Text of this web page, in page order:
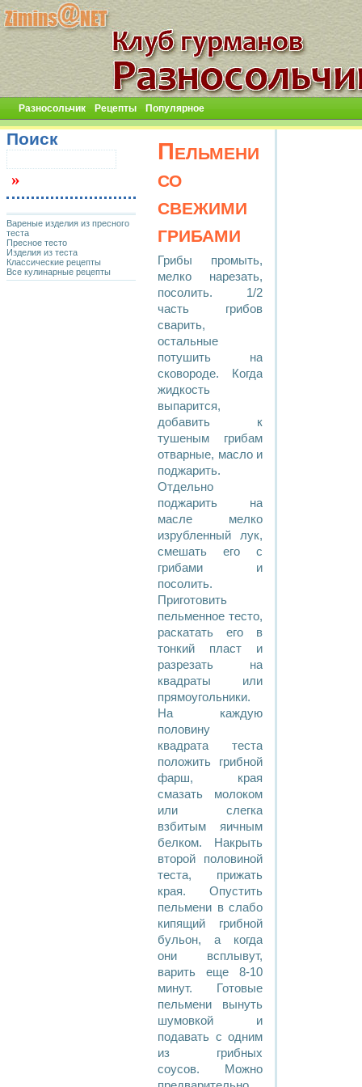
Разносольчик Рецепты Популярное
Пельмени
со
свежими
грибами
Грибы промыть,
мелко нарезать,
посолить. 1/2
часть грибов
сварить,
остальные
потушить на
сковороде. Когда
жидкость
выпарится,
добавить к
тушеным грибам
отварные, масло и
поджарить.
Отдельно
поджарить на
масле мелко
изрубленный лук,
смешать его с
грибами и
посолить.
Приготовить
пельменное тесто,
раскатать его в
тонкий пласт и
разрезать на
квадраты или
прямоугольники.
На каждую
половину
квадрата теста
положить грибной
фарш, края
смазать молоком
или слегка
взбитым яичным
белком. Накрыть
второй половиной
теста, прижать
края. Опустить
пельмени в слабо
кипящий грибной
бульон, а когда
они всплывут,
варить еще 8-10
минут. Готовые
пельмени вынуть
шумовкой и
подавать с одним
из грибных
соусов. Можно
Поиск
Вареные изделия из пресного
теста
Пресное тесто
Изделия из теста
Классические рецепты
Все кулинарные рецепты